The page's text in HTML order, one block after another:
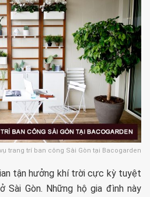
trang trí ban công Sài Gòn tại Bacogarden
tận hưởng khí trời cực kỳ tuyệt
Sài Gòn. Những hộ gia đình này